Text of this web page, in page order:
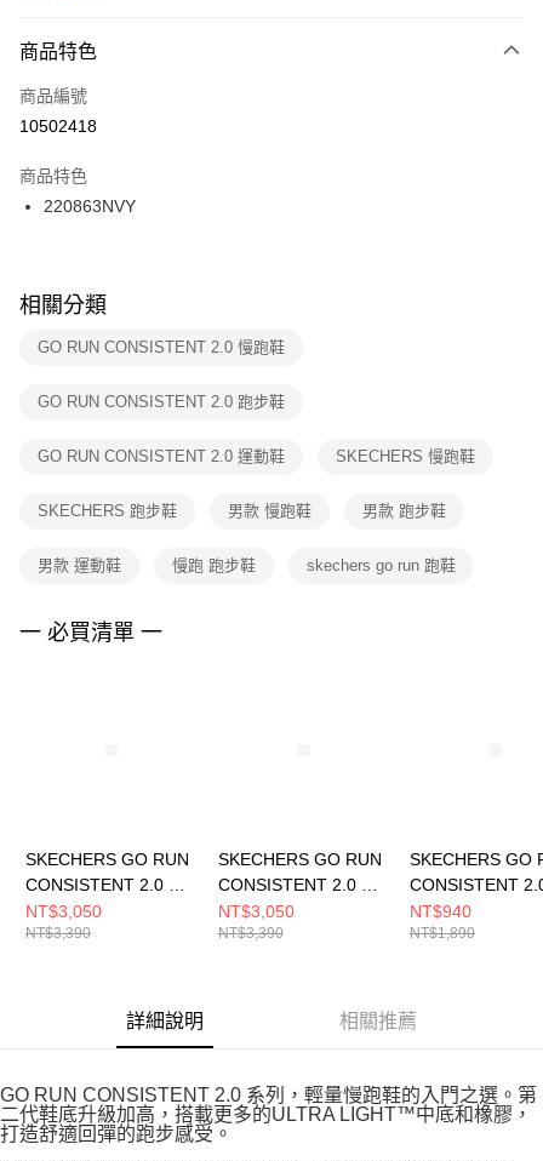
３．安心：先確認商品／服務後，再付款。
【「AFTEE先享後付」結帳流程】
１．於結帳方式選擇「AFTEE先享後付」後，將跳轉至「AFTEE先享後付」
２．訂單成立數日內，您將收到繳費通知簡訊。
３．收到繳費通知簡訊後14天內，點擊此簡訊中的連結，可透過四大超商／
ATM／網路銀行／等多元方式進行付款，方視為交易完成。
※ 交易是否成功請以「AFTEE先享後付 」之結帳頁面顯示為準，若有關於
是否繳費成功／繳費後需取消欲退款等相關疑問，請聯繫「AFTEE先享後付
客戶支援中心」https://netprotections.freshdesk.com/support/home
１．透過由恩沛科技股份有限公司提供之「AFTEE先享後付」服務完成之交
權轉讓予恩沛科技股份有限公司。
３．未成年的使用者請事先徵得法定代理人或監護人之同意方可使用
任。
請求用戶進行身份認證。
５．嚴禁一人註冊多個帳號或使用他人資訊註冊。若發現惡意使用之情形，
每筆NT$100，滿NT$1,500(含以上)免運費
宅配
每筆NT$100，滿NT$1,500(含以上)免運費
付款後門市自取
每筆NT$100，滿NT$1,500(含以上)免運費
商品特色
商品編號
10502418
商品特色
220863NVY
相關分類
GO RUN CONSISTENT 2.0 慢跑鞋
GO RUN CONSISTENT 2.0 跑步鞋
GO RUN CONSISTENT 2.0 運動鞋 SKECHERS 慢跑鞋
SKECHERS 跑步鞋 男款 慢跑鞋 男款 跑步鞋
男款 運動鞋 慢跑 跑步鞋 skechers go run 跑鞋
一 必買清單 一
SKECHERS GO RUN
CONSISTENT 2.0 男
跑步鞋 220887GYCC
NT$3,050
NT$3,390
SKECHERS GO RUN
CONSISTENT 2.0 男
跑步鞋 220887BLK
NT$3,050
NT$3,390
SKECHERS GO
CONSISTENT
童 休閒鞋
303924LPKBL
NT$940
NT$1,890
詳細說明 相關推薦
GO RUN CONSISTENT 2.0 系列，輕量慢跑鞋的入門之選。第
二代鞋底升級加高，搭載更多的ULTRA LIGHT™中底和橡膠，
打造舒適回彈的跑步感受。